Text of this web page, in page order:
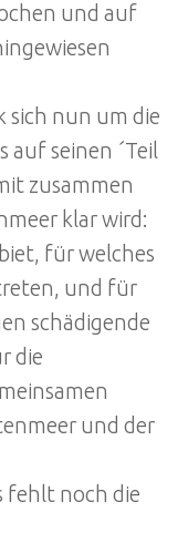
und auf
sich nun um die
auf seinen ´Teil
zusammen
klar wird:
für welches
und für
schädigende
die
und der
fehlt noch die